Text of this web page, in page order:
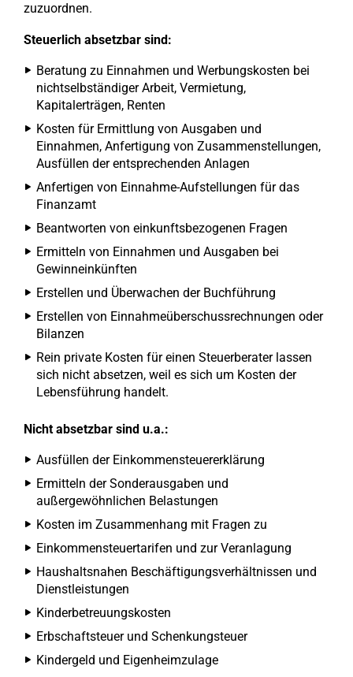
zuzuordnen.
Steuerlich absetzbar sind:
Beratung zu Einnahmen und Werbungskosten bei
nichtselbständiger Arbeit, Vermietung,
Kapitalerträgen, Renten
Kosten für Ermittlung von Ausgaben und
Einnahmen, Anfertigung von Zusammenstellungen,
Ausfüllen der entsprechenden Anlagen
Anfertigen von Einnahme-Aufstellungen für das
Finanzamt
Beantworten von einkunftsbezogenen Fragen
Ermitteln von Einnahmen und Ausgaben bei
Gewinneinkünften
Erstellen und Überwachen der Buchführung
Erstellen von Einnahmeüberschussrechnungen oder
Bilanzen
Rein private Kosten für einen Steuerberater lassen
sich nicht absetzen, weil es sich um Kosten der
Lebensführung handelt.
Nicht absetzbar sind u.a.:
Ausfüllen der Einkommensteuererklärung
Ermitteln der Sonderausgaben und
außergewöhnlichen Belastungen
Kosten im Zusammenhang mit Fragen zu
Einkommensteuertarifen und zur Veranlagung
Haushaltsnahen Beschäftigungsverhältnissen und
Dienstleistungen
Kinderbetreuungskosten
Erbschaftsteuer und Schenkungsteuer
Kindergeld und Eigenheimzulage